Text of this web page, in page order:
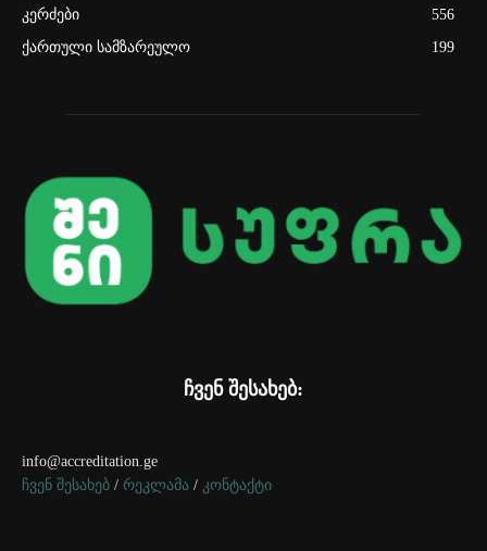
კერძები
556
ქართული სამზარეულო
199
ჩვენ შესახებ:
info@accreditation.ge
ჩვენ შესახებ / რეკლამა / კონტაქტი